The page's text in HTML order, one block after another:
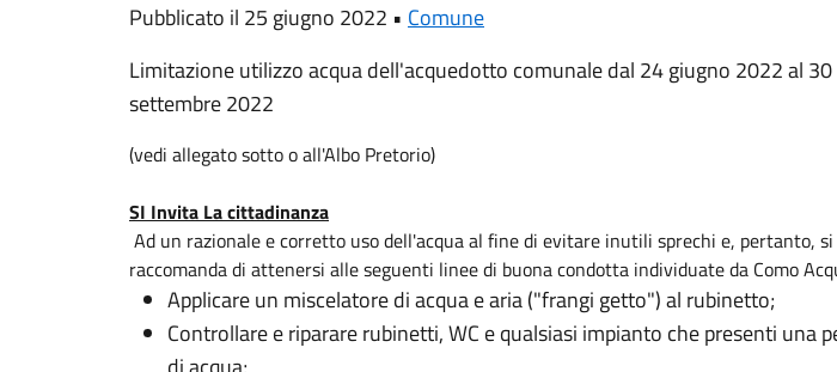
Pubblicato il 25 giugno 2022 • Comune
Limitazione utilizzo acqua dell'acquedotto comunale dal 24 giugno 2022 al 30
settembre 2022
(vedi allegato sotto o all'Albo Pretorio)
SI Invita La cittadinanza
Ad un razionale e corretto uso dell'acqua al fine di evitare inutili sprechi e, pertanto, si
raccomanda di attenersi alle seguenti linee di buona condotta individuate da Como
Applicare un miscelatore di acqua e aria ("frangi getto") al rubinetto;
Controllare e riparare rubinetti, WC e qualsiasi impianto che presenti una